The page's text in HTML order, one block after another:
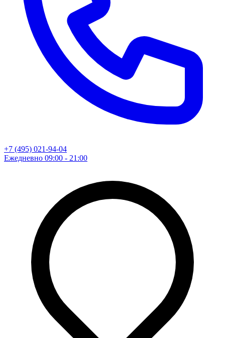
+7 (495) 021-94-04
Ежедневно 09:00 - 21:00